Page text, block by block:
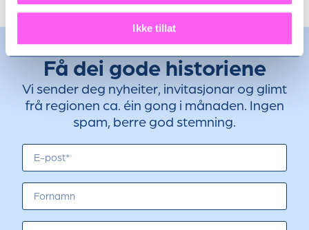
Ikke tillat
Få dei gode historiene
Vi sender deg nyheiter, invitasjonar og glimt
frå regionen ca. éin gong i månaden. Ingen
spam, berre god stemning.